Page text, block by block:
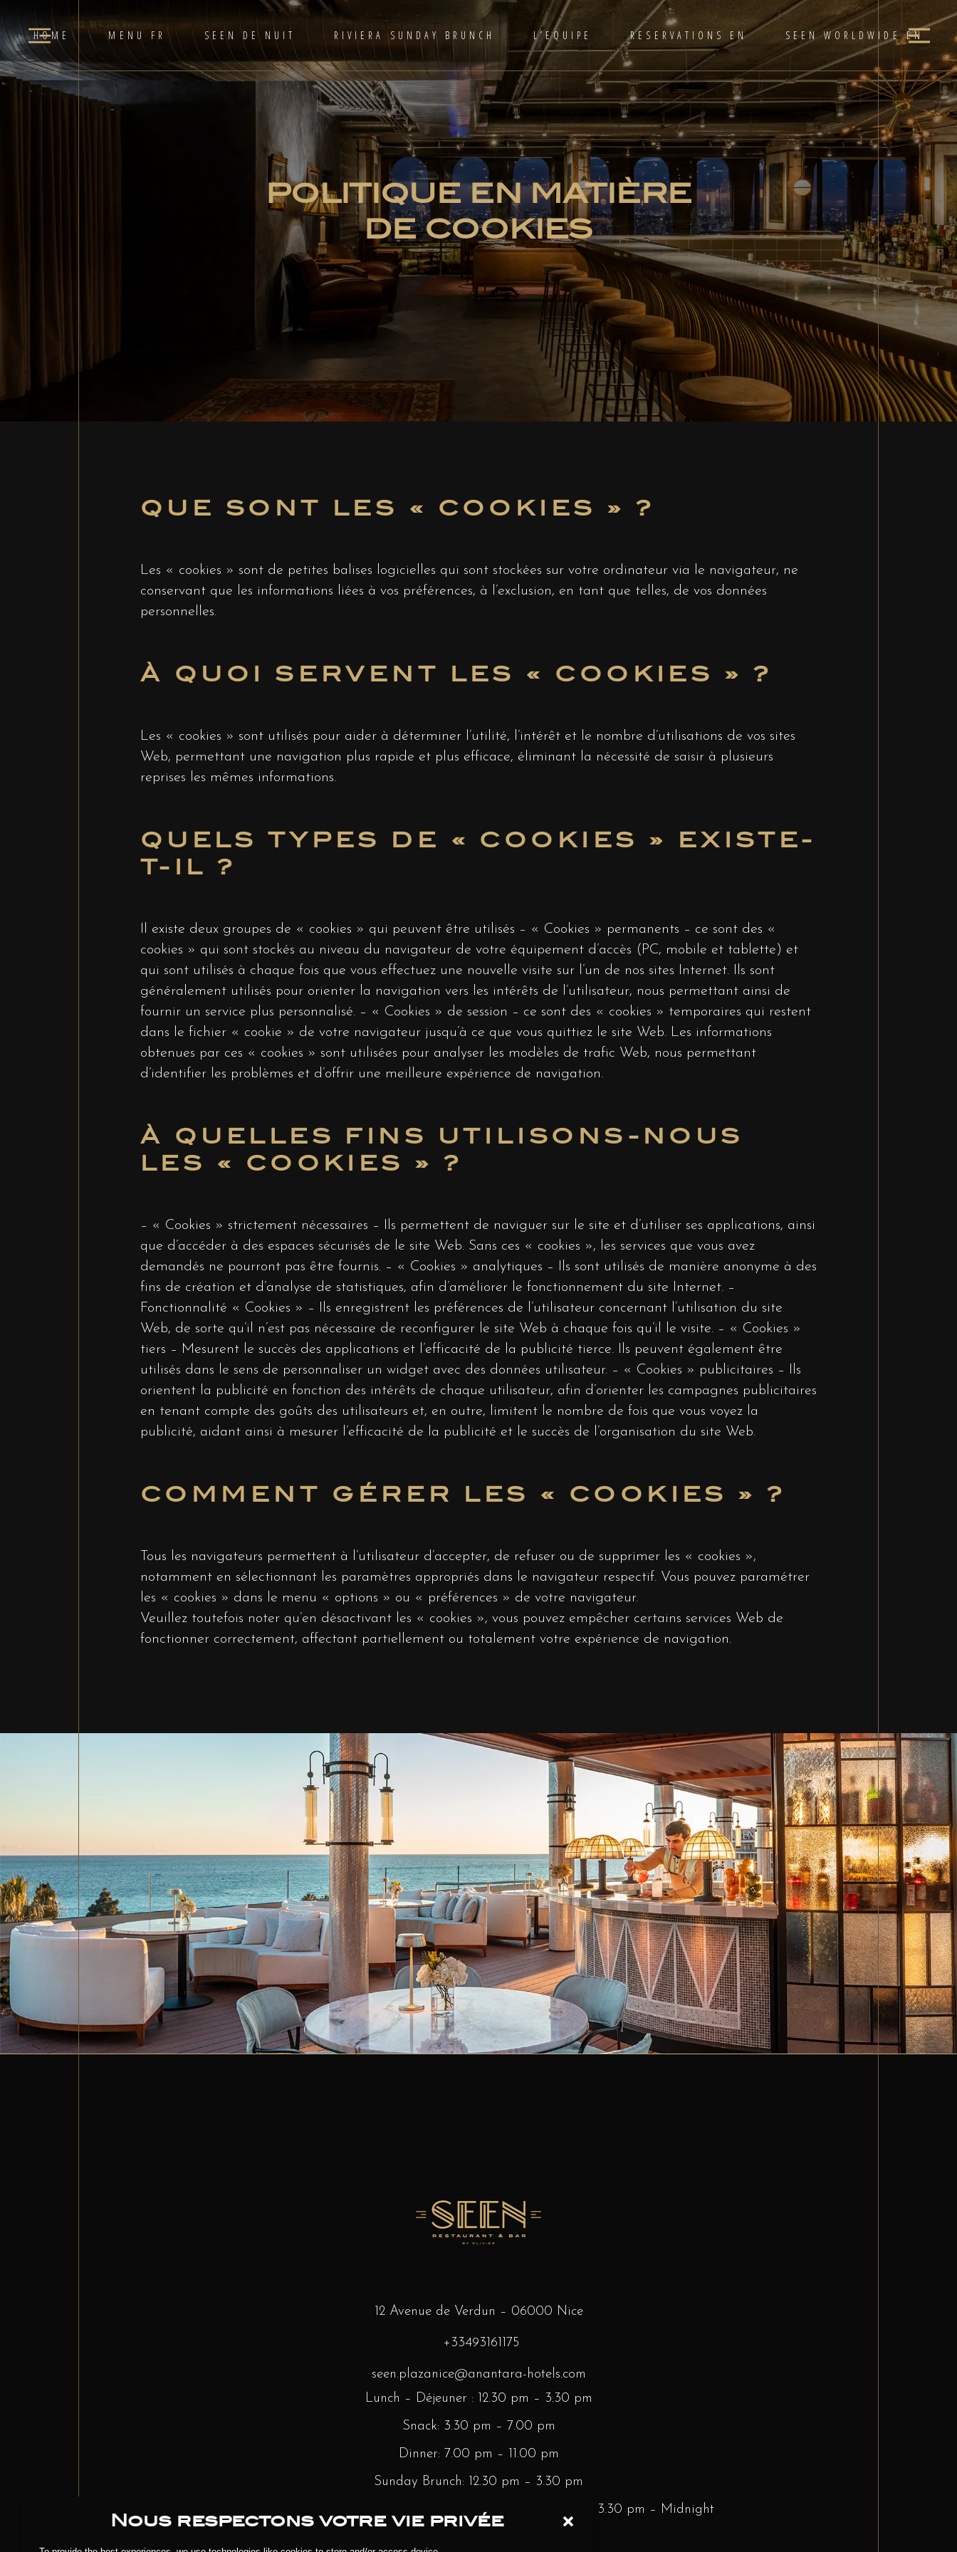
Nous respectons votre vie privée
HOME MENU FR SEEN DE NUIT RIVIERA SUNDAY BRUNCH L’EQUIPE RESERVATIONS EN SEEN WORLDWIDE EN
POLITIQUE EN MATIÈRE
DE COOKIES
QUE SONT LES « COOKIES » ?
Les « cookies » sont de petites balises logicielles qui sont stockées sur votre ordinateur via le navigateur, ne
conservant que les informations liées à vos préférences, à l’exclusion, en tant que telles, de vos données
personnelles.
À QUOI SERVENT LES « COOKIES » ?
Les « cookies » sont utilisés pour aider à déterminer l’utilité, l’intérêt et le nombre d’utilisations de vos sites
Web, permettant une navigation plus rapide et plus efficace, éliminant la nécessité de saisir à plusieurs
reprises les mêmes informations.
QUELS TYPES DE « COOKIES » EXISTE-
T-IL ?
Il existe deux groupes de « cookies » qui peuvent être utilisés – « Cookies » permanents – ce sont des «
cookies » qui sont stockés au niveau du navigateur de votre équipement d’accès (PC, mobile et tablette) et
qui sont utilisés à chaque fois que vous effectuez une nouvelle visite sur l’un de nos sites Internet. Ils sont
généralement utilisés pour orienter la navigation vers les intérêts de l’utilisateur, nous permettant ainsi de
fournir un service plus personnalisé. – « Cookies » de session – ce sont des « cookies » temporaires qui restent
dans le fichier « cookie » de votre navigateur jusqu’à ce que vous quittiez le site Web. Les informations
obtenues par ces « cookies » sont utilisées pour analyser les modèles de trafic Web, nous permettant
d’identifier les problèmes et d’offrir une meilleure expérience de navigation.
À QUELLES FINS UTILISONS-NOUS
LES « COOKIES » ?
– « Cookies » strictement nécessaires – Ils permettent de naviguer sur le site et d’utiliser ses applications, ainsi
que d’accéder à des espaces sécurisés de le site Web. Sans ces « cookies », les services que vous avez
demandés ne pourront pas être fournis. – « Cookies » analytiques – Ils sont utilisés de manière anonyme à des
fins de création et d’analyse de statistiques, afin d’améliorer le fonctionnement du site Internet. –
Fonctionnalité « Cookies » – Ils enregistrent les préférences de l’utilisateur concernant l’utilisation du site
Web, de sorte qu’il n’est pas nécessaire de reconfigurer le site Web à chaque fois qu’il le visite. – « Cookies »
tiers – Mesurent le succès des applications et l’efficacité de la publicité tierce. Ils peuvent également être
utilisés dans le sens de personnaliser un widget avec des données utilisateur. – « Cookies » publicitaires – Ils
orientent la publicité en fonction des intérêts de chaque utilisateur, afin d’orienter les campagnes publicitaires
en tenant compte des goûts des utilisateurs et, en outre, limitent le nombre de fois que vous voyez la
publicité, aidant ainsi à mesurer l’efficacité de la publicité et le succès de l’organisation du site Web.
COMMENT GÉRER LES « COOKIES » ?
Tous les navigateurs permettent à l’utilisateur d’accepter, de refuser ou de supprimer les « cookies »,
notamment en sélectionnant les paramètres appropriés dans le navigateur respectif. Vous pouvez paramétrer
les « cookies » dans le menu « options » ou « préférences » de votre navigateur.
Veuillez toutefois noter qu’en désactivant les « cookies », vous pouvez empêcher certains services Web de
fonctionner correctement, affectant partiellement ou totalement votre expérience de navigation.
12 Avenue de Verdun – 06000 Nice
+33493161175
seen.plazanice@anantara-hotels.com
Lunch – Déjeuner : 12.30 pm – 3.30 pm
Snack: 3.30 pm – 7.00 pm
Dinner: 7.00 pm – 11.00 pm
Sunday Brunch: 12.30 pm – 3.30 pm
Bar : Monday to Saturday – 12.30 pm – Minight | Sunday – 3.30 pm – Midnight